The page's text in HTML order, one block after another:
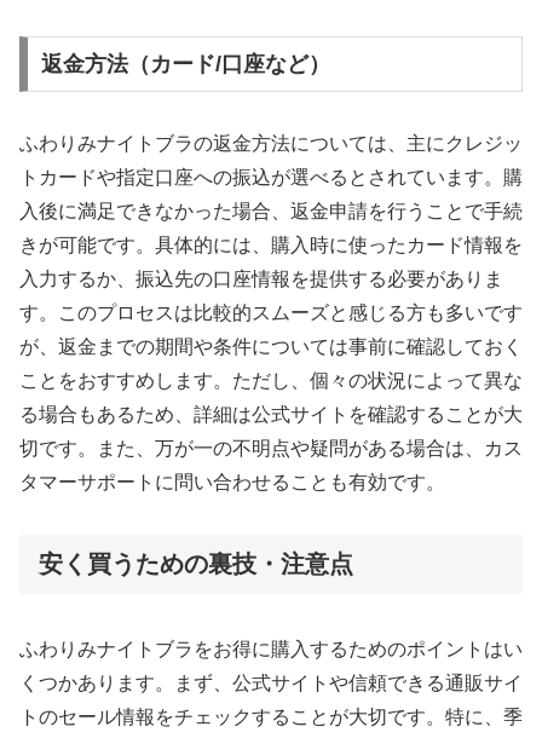
返金方法（カード/口座など）
ふわりみナイトブラの返金方法については、主にクレジッ
トカードや指定口座への振込が選べるとされています。購
入後に満足できなかった場合、返金申請を行うことで手続
きが可能です。具体的には、購入時に使ったカード情報を
入力するか、振込先の口座情報を提供する必要がありま
す。このプロセスは比較的スムーズと感じる方も多いです
が、返金までの期間や条件については事前に確認しておく
ことをおすすめします。ただし、個々の状況によって異な
る場合もあるため、詳細は公式サイトを確認することが大
切です。また、万が一の不明点や疑問がある場合は、カス
タマーサポートに問い合わせることも有効です。
安く買うための裏技・注意点
ふわりみナイトブラをお得に購入するためのポイントはい
くつかあります。まず、公式サイトや信頼できる通販サイ
トのセール情報をチェックすることが大切です。特に、季